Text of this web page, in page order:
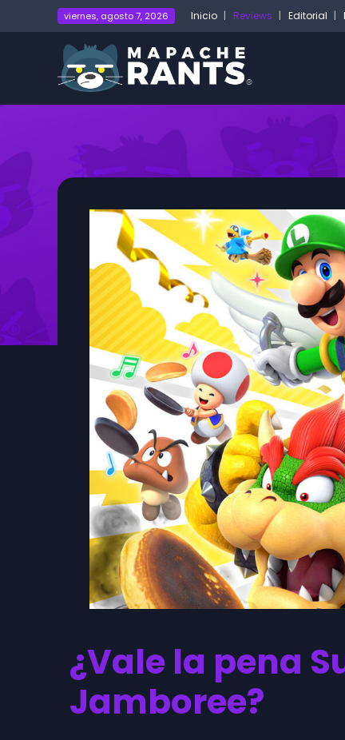
viernes, agosto 7, 2026 Inicio Reviews Editorial
¿Vale la pena
Jamboree?